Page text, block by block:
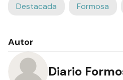
Destacada Formosa
Autor
Diario